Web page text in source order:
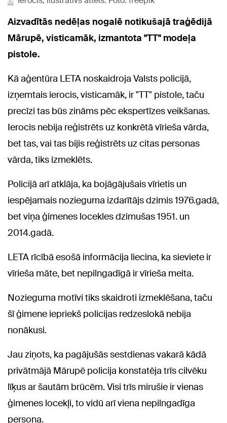
Aizvadītās nedēļas nogalē notikušajā traģēdijā
Mārupē, visticamāk, izmantota "TT" modeļa
pistole.
Kā aģentūra LETA noskaidroja Valsts policijā,
izņemtais ierocis, visticamāk, ir "TT" pistole, taču
precīzi tas būs zināms pēc ekspertīzes veikšanas.
Ierocis nebija reģistrēts uz konkrētā vīrieša vārda,
bet tas, vai tas bijis reģistrēts uz citas personas
vārda, tiks izmeklēts.
Policijā arī atklāja, ka bojāgājušais vīrietis un
iespējamais nozieguma izdarītājs dzimis 1976.gadā,
bet viņa ģimenes locekles dzimušas 1951. un
2014.gadā.
LETA rīcībā esošā informācija liecina, ka sieviete ir
vīrieša māte, bet nepilngadīgā ir vīrieša meita.
Nozieguma motīvi tiks skaidroti izmeklēšana, taču
šī ģimene iepriekš policijas redzeslokā nebija
nonākusi.
Jau ziņots, ka pagājušās sestdienas vakarā kādā
privātmājā Mārupē policija konstatēja trīs cilvēku
līķus ar šautām brūcēm. Visi trīs mirušie ir vienas
ģimenes locekļi, to vidū arī viena nepilngadīga
persona.